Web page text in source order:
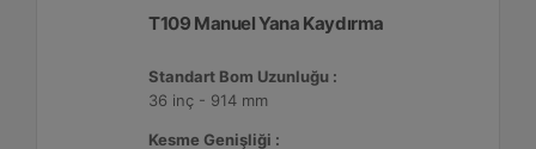
T109 Manuel Yana Kaydırma
Standart Bom Uzunluğu :
36 inç - 914 mm
Kesme Genişliği :